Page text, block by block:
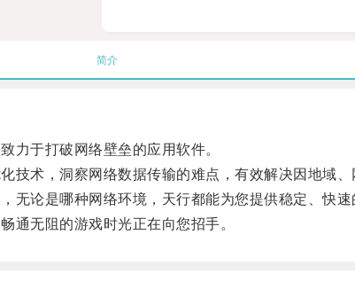
简介
于打破网络壁垒的应用软件。
术，洞察网络数据传输的难点，有效解决因地域、
论是哪种网络环境，天行都能为您提供稳定、快速
无阻的游戏时光正在向您招手。